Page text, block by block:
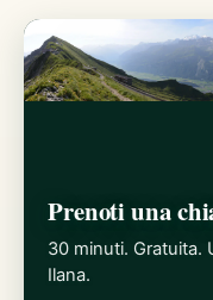
Prenoti una
30 minuti. Gratuita.
Ilana.